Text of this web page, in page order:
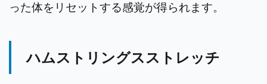
った体をリセットする感覚が得られます。
ハムストリングスストレッチ